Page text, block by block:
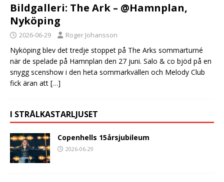
Bildgalleri: The Ark – @Hamnplan,
Nyköping
2026-06-29 Roger Johansson
Nyköping blev det tredje stoppet på The Arks sommarturné
när de spelade på Hamnplan den 27 juni. Salo & co bjöd på en
snygg scenshow i den heta sommarkvällen och Melody Club
fick äran att […]
I STRÅLKASTARLJUSET
Copenhells 15årsjubileum
2026-06-29